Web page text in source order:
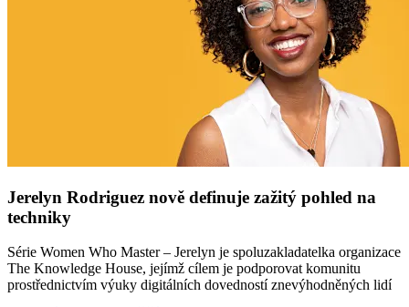
Jerelyn Rodriguez nově definuje zažitý pohled na
techniky
Série Women Who Master – Jerelyn je spoluzakladatelka organizace
The Knowledge House, jejímž cílem je podporovat komunitu
prostřednictvím výuky digitálních dovedností znevýhodněných lidí